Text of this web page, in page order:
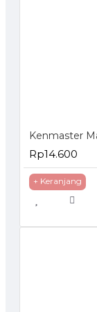
Rp14.600
+ Keranjang